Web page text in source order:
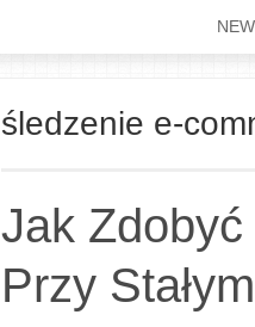
śledzenie e-
Jak
Przy